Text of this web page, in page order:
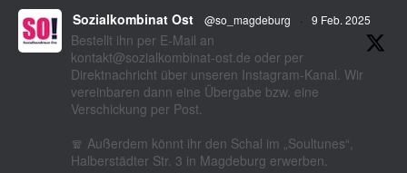
Sozialkombinat Ost @so_magdeburg · 9 Feb. 2025
Bestellt ihn per E-Mail an
kontakt@sozialkombinat-ost.de oder per
Direktnachricht über unseren Instagram-Kanal. Wir
vereinbaren dann eine Übergabe bzw. eine
Verschickung per Post.
🧣 Außerdem könnt ihr den Schal im „Soultunes“,
Halberstädter Str. 3 in Magdeburg erwerben.